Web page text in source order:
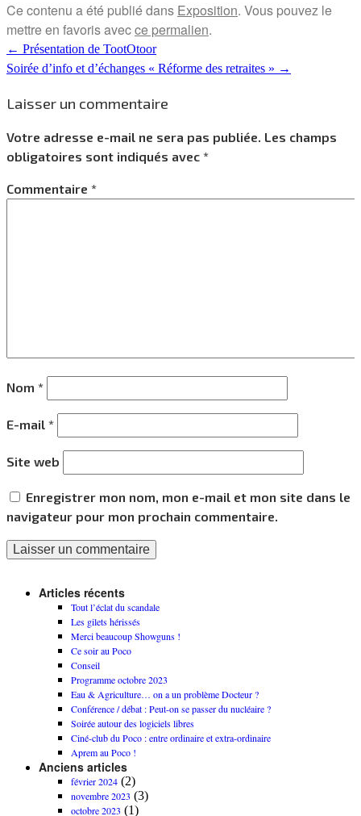
Ce contenu a été publié dans Exposition. Vous pouvez le
mettre en favoris avecce permalien.
← Présentation de TootOtoor
Soirée d’info et d’échanges « Réforme des retraites » →
Laisser un commentaire
Votre adresse e-mail ne sera pas publiée. Les champs
obligatoires sont indiqués avec *
Commentaire *
Nom *
E-mail *
Site web
Enregistrer mon nom, mon e-mail et mon site dans le
navigateur pour mon prochain commentaire.
Articles récents
Tout l’éclat du scandale
Les gilets hérissés
Merci beaucoup Showguns !
Ce soir au Poco
Conseil
Programme octobre 2023
Eau & Agriculture… on a un problème Docteur ?
Conférence / débat : Peut-on se passer du nucléaire ?
Soirée autour des logiciels libres
Ciné-club du Poco : entre ordinaire et extra-ordinaire
Aprem au Poco !
Anciens articles
février 2024 (2)
novembre 2023 (3)
octobre 2023 (1)